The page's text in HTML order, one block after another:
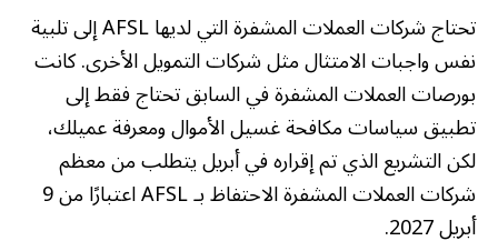
تحتاج شركات العملات المشفرة التي لديها AFSL إلى تلبية
نفس واجبات الامتثال مثل شركات التمويل الأخرى. كانت
بورصات العملات المشفرة في السابق تحتاج فقط إلى
تطبيق سياسات مكافحة غسيل الأموال ومعرفة عميلك،
لكن التشريع الذي تم إقراره في أبريل يتطلب من معظم
شركات العملات المشفرة الاحتفاظ بـ AFSL اعتبارًا من 9
أبريل 2027.